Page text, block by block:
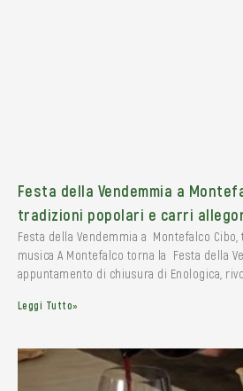
Festa della Vendemmia a
tradizioni popolari e carri
Festa della Vendemmia a Montefalco
musica A Montefalco torna la Festa della
appuntamento di chiusura di Enologica,
Leggi Tutto»